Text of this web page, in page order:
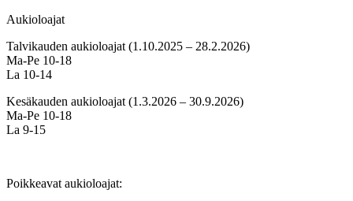
Aukioloajat
Talvikauden aukioloajat (1.10.2025 – 28.2.2026)
Ma-Pe 10-18
La 10-14
Kesäkauden aukioloajat (1.3.2026 – 30.9.2026)
Ma-Pe 10-18
La 9-15
Poikkeavat aukioloajat: